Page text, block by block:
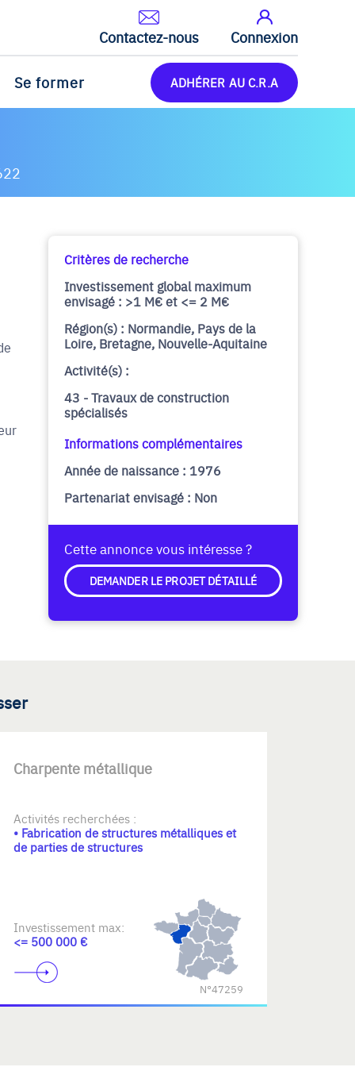
Contactez-nous Connexion
Se former ADHÉRER AU C.R.A
Critères de recherche
Investissement global maximum
envisagé : >1 M€ et <= 2 M€
Région(s) : Normandie, Pays de la
Loire, Bretagne, Nouvelle-Aquitaine
Activité(s) :
43 - Travaux de construction
spécialisés
Informations complémentaires
Année de naissance : 1976
Partenariat envisagé : Non
Cette annonce vous intéresse ?
DEMANDER LE PROJET DÉTAILLÉ
Charpente métallique
Activités recherchées :
• Fabrication de structures métalliques et
de parties de structures
Investissement max:
<= 500 000 €
N°47259